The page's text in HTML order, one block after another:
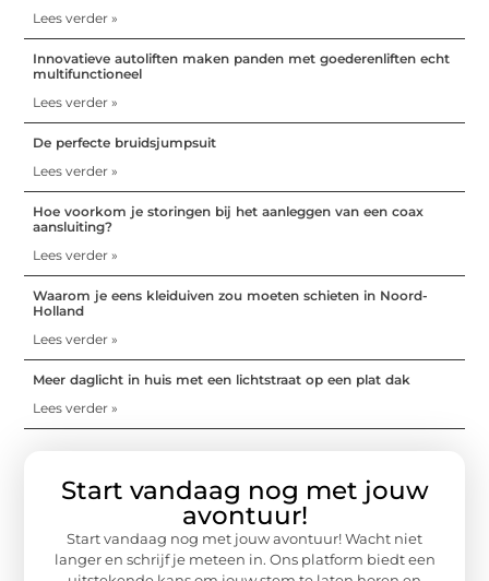
Lees verder »
Innovatieve autoliften maken panden met goederenliften echt
multifunctioneel
Lees verder »
De perfecte bruidsjumpsuit
Lees verder »
Hoe voorkom je storingen bij het aanleggen van een coax
aansluiting?
Lees verder »
Waarom je eens kleiduiven zou moeten schieten in Noord-
Holland
Lees verder »
Meer daglicht in huis met een lichtstraat op een plat dak
Lees verder »
Start vandaag nog met jouw
avontuur!
Start vandaag nog met jouw avontuur! Wacht niet
langer en schrijf je meteen in. Ons platform biedt een